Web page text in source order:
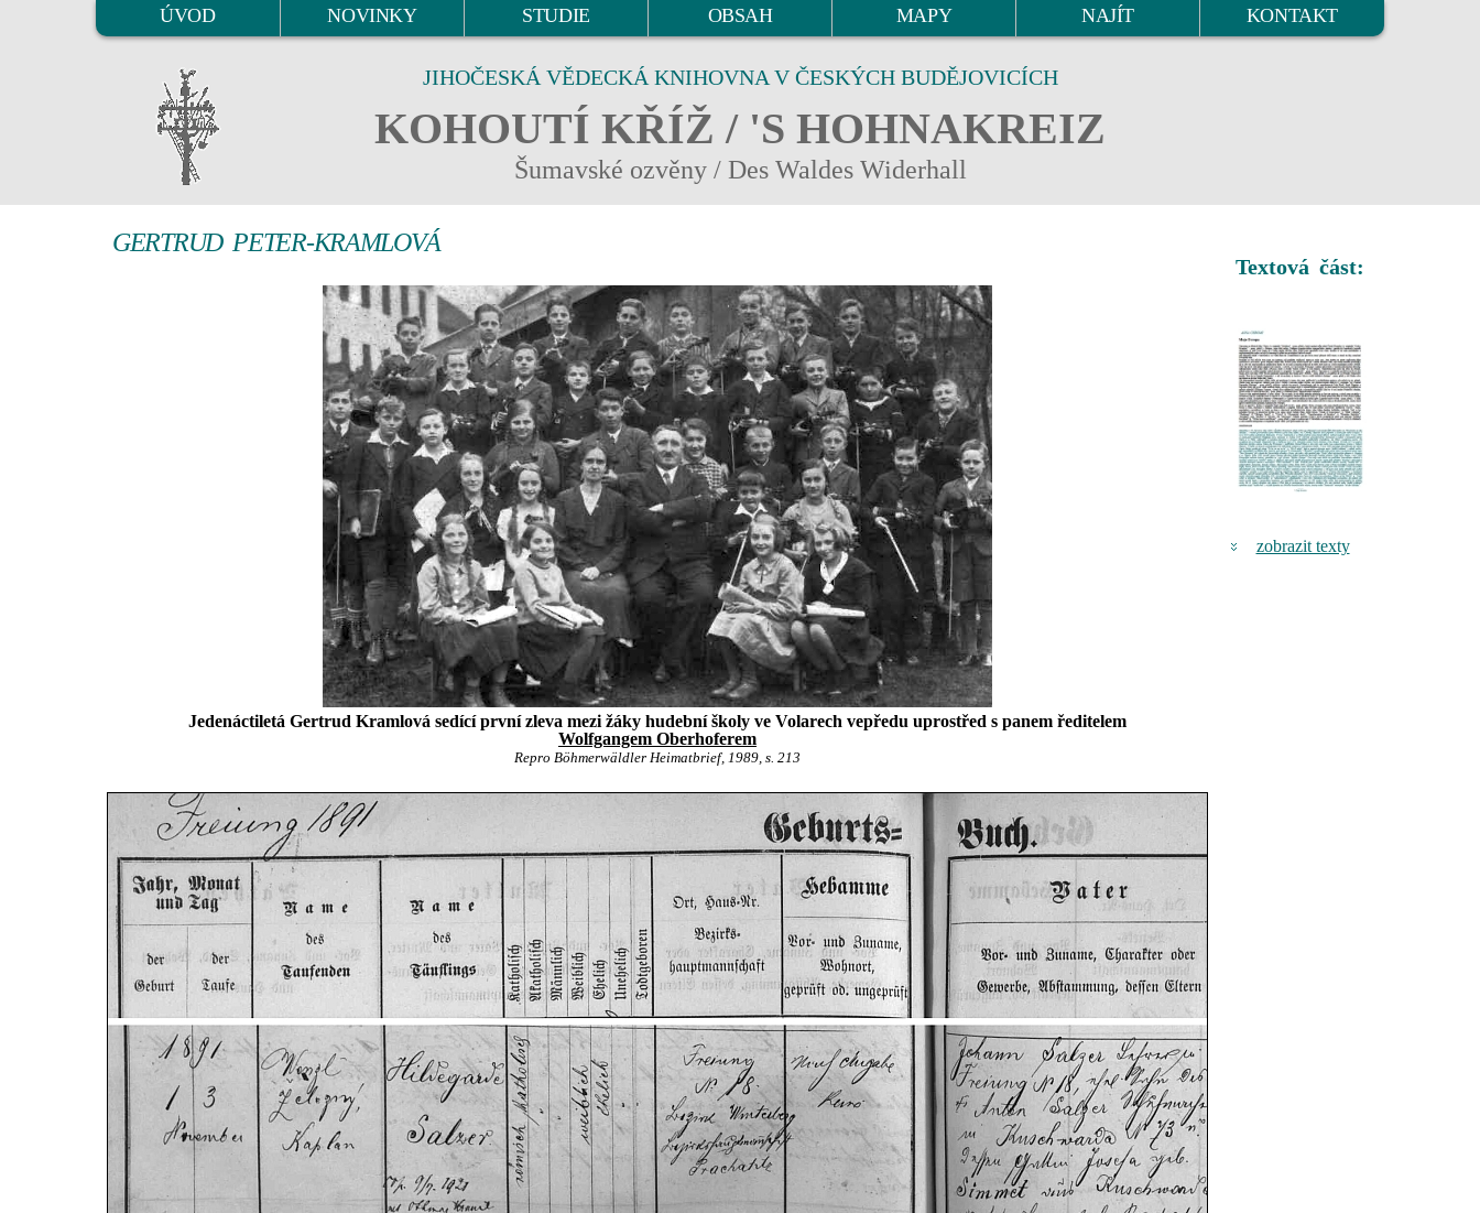
ÚVOD NOVINKY STUDIE OBSAH MAPY NAJÍT KONTAKT
JIHOČESKÁ VĚDECKÁ KNIHOVNA V ČESKÝCH BUDĚJOVICÍCH
KOHOUTÍ KŘÍŽ / 'S HOHNAKREIZ
Šumavské ozvěny / Des Waldes Widerhall
GERTRUD PETER-KRAMLOVÁ
Jedenáctiletá Gertrud Kramlová sedící první zleva mezi žáky hudební školy ve Volarech vepředu uprostřed s panem ředitelem
Wolfgangem Oberhoferem
Repro Böhmerwäldler Heimatbrief, 1989, s. 213
Textová část:
zobrazit texty